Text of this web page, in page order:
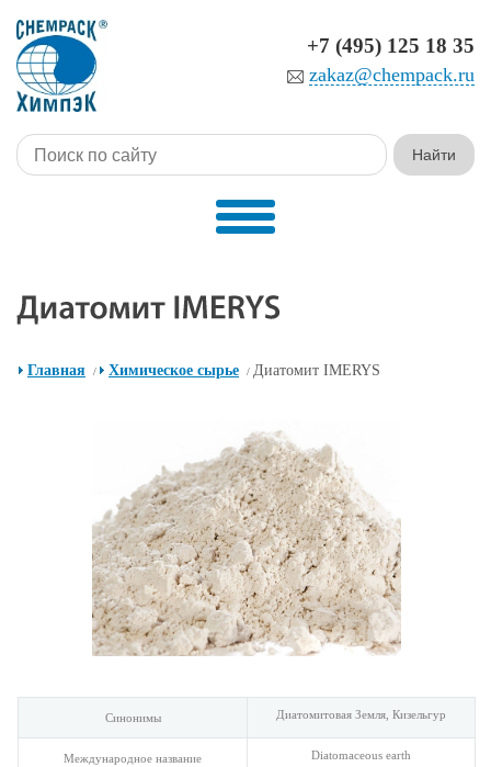
+7 (495) 125 18 35
zakaz@chempack.ru
Главная / Химическое сырье / Диатомит IMERYS
Синонимы Диатомитовая Земля, Кизельгур
Международное название Diatomaceous earth